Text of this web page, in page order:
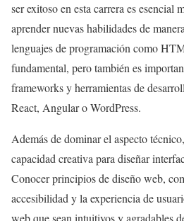
ser exitoso en esta carrera es esencial
aprender nuevas habilidades de
lenguajes de programación como
fundamental, pero también es
frameworks y herramientas de
React, Angular o WordPress.
Además de dominar el aspecto
capacidad creativa para diseñar
Conocer principios de diseño web,
accesibilidad y la experiencia de